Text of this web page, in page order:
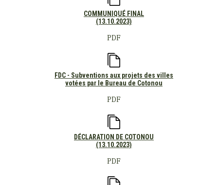
COMMUNIQUÉ FINAL
(13.10.2023)
PDF
FDC - Subventions aux projets des villes
votées par le Bureau de Cotonou
PDF
DÉCLARATION DE COTONOU
(13.10.2023)
PDF